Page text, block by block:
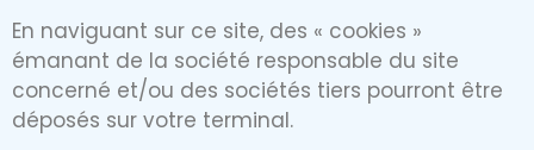
En naviguant sur ce site, des « cookies »
émanant de la société responsable du site
concerné et/ou des sociétés tiers pourront être
déposés sur votre terminal.